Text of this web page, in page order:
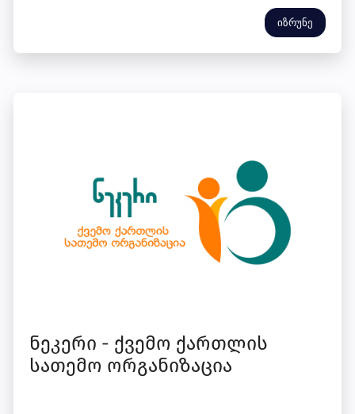
იზრუნე
ნეკერი - ქვემო ქართლის
სათემო ორგანიზაცია